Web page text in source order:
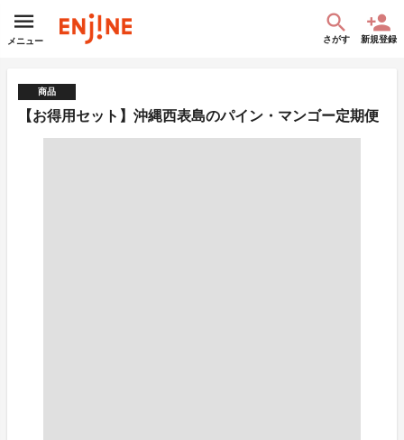
メニュー さがす 新規登録
商品
【お得用セット】沖縄西表島のパイン・マンゴー定期便